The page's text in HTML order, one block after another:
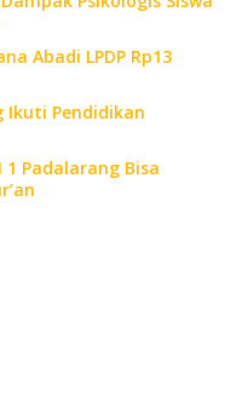
Abadi LPDP Rp13
Ikuti Pendidikan
1 Padalarang Bisa